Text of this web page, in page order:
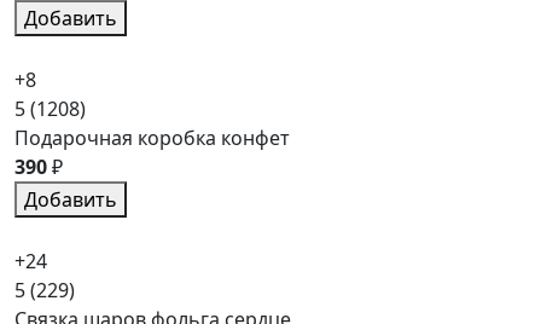
Добавить
+8
5(1208)
Подарочная коробка конфет
390₽
Добавить
+24
5(229)